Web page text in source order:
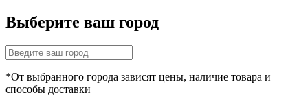
Выберите ваш город
*От выбранного города зависят цены, наличие товара и
способы доставки